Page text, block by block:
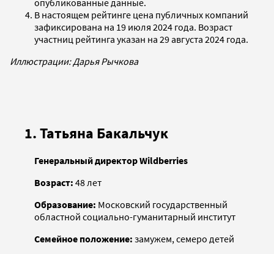
В настоящем рейтинге цена публичных компаний
зафиксирована на 19 июля 2024 года. Возраст
участниц рейтинга указан на 29 августа 2024 года.
Иллюстрации: Дарья Рычкова
1. Татьяна Бакальчук
Генеральный директор Wildberries
Возраст: 48 лет
Образование: Московский государственный
областной социально-гуманитарный институт
Семейное положение: замужем, семеро детей